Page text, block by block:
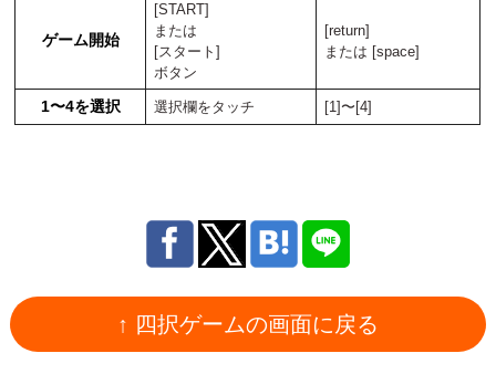
ゲーム開始
[START]
または
[スタート]
ボタン
[return]
または [space]
1〜4を選択 選択欄をタッチ [1]〜[4]
↑ 四択ゲームの画面に戻る